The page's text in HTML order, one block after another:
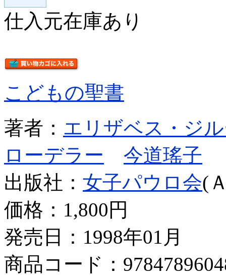
仕入元在庫あり
こどもの聖書
著者： エリザベス・ジ
ローデラー
今道瑤子
出版社： 女子パウロ会(
価格： 1,800円
発売日：1998年01月
商品コード：